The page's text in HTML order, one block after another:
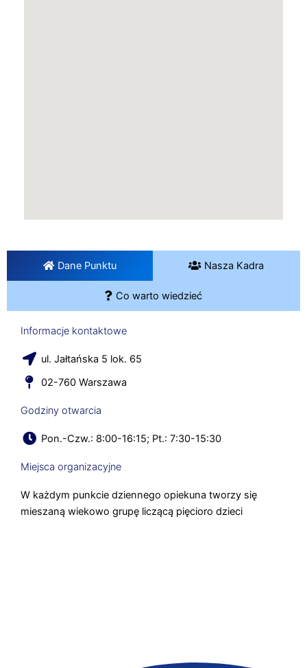
Dane Punktu Nasza Kadra
Co warto wiedzieć
Informacje kontaktowe
ul. Jałtańska 5 lok. 65
02-760 Warszawa
Godziny otwarcia
Pon.-Czw.: 8:00-16:15; Pt.: 7:30-15:30
Miejsca organizacyjne
W każdym punkcie dziennego opiekuna tworzy się
mieszaną wiekowo grupę liczącą pięcioro dzieci